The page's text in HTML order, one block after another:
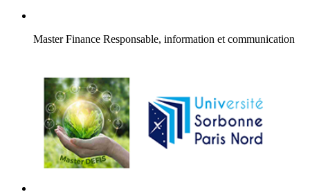
Master Finance Responsable, information et communication